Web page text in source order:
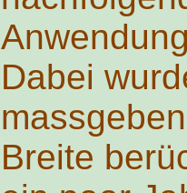
Dabei
Breite